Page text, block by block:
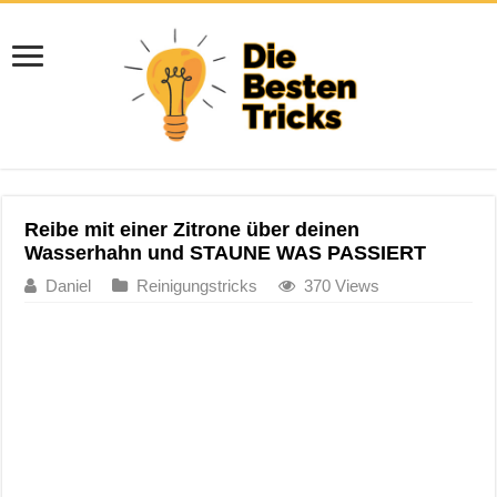
Reibe mit einer Zitrone über deinen
Wasserhahn und STAUNE WAS PASSIERT
Daniel Reinigungstricks 370 Views